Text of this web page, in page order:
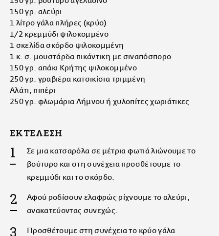
150 γρ. αλεύρι
1 λίτρο γάλα πλήρες (κρύο)
1/2 κρεμμύδι ψιλοκομμένο
1 σκελίδα σκόρδο ψιλοκομμένη
1 κ. σ. μουστάρδα πικάντικη με σιναπόσπορο
150 γρ. απάκι Κρήτης ψιλοκομμένο
250 γρ. γραβιέρα κατσικίσια τριμμένη
Αλάτι, πιπέρι
250 γρ. φλωμάρια Λήμνου ή χυλοπίτες χωριάτικες
ΕΚΤΕΛΕΣΗ
Σε μια κατσαρόλα σε μέτρια φωτιά λιώνουμε το
βούτυρο και στη συνέχεια προσθέτουμε το
κρεμμύδι και το σκόρδο.
Αφού ροδίσουν ελαφρώς ρίχνουμε το αλεύρι,
ανακατεύοντας συνεχώς.
Προσθέτουμε στη συνέχεια το κρύο γάλα